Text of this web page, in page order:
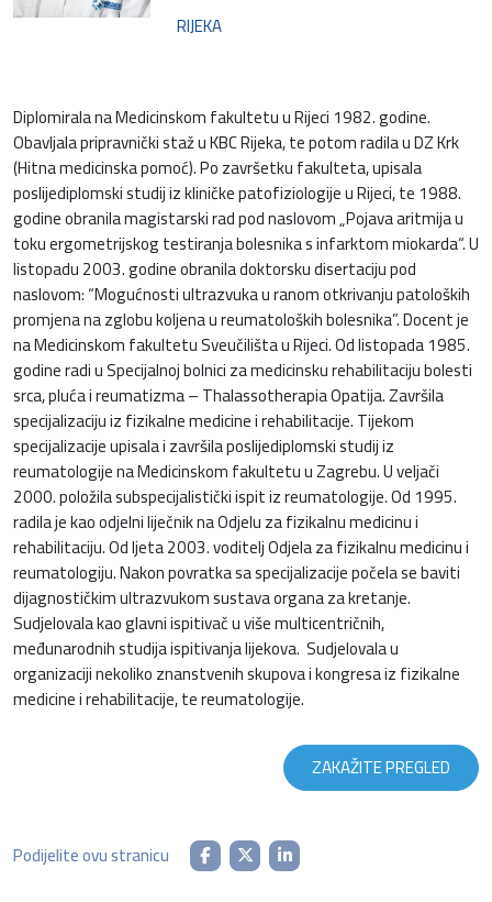
RIJEKA
Diplomirala na Medicinskom fakultetu u Rijeci 1982. godine.
Obavljala pripravnički staž u KBC Rijeka, te potom radila u DZ Krk
(Hitna medicinska pomoć). Po završetku fakulteta, upisala
poslijediplomski studij iz kliničke patofiziologije u Rijeci, te 1988.
godine obranila magistarski rad pod naslovom „Pojava aritmija u
toku ergometrijskog testiranja bolesnika s infarktom miokarda“. U
listopadu 2003. godine obranila doktorsku disertaciju pod
naslovom: “Mogućnosti ultrazvuka u ranom otkrivanju patoloških
promjena na zglobu koljena u reumatoloških bolesnika”. Docent je
na Medicinskom fakultetu Sveučilišta u Rijeci. Od listopada 1985.
godine radi u Specijalnoj bolnici za medicinsku rehabilitaciju bolesti
srca, pluća i reumatizma – Thalassotherapia Opatija. Završila
specijalizaciju iz fizikalne medicine i rehabilitacije. Tijekom
specijalizacije upisala i završila poslijediplomski studij iz
reumatologije na Medicinskom fakultetu u Zagrebu. U veljači
2000. položila subspecijalistički ispit iz reumatologije. Od 1995.
radila je kao odjelni liječnik na Odjelu za fizikalnu medicinu i
rehabilitaciju. Od ljeta 2003. voditelj Odjela za fizikalnu medicinu i
reumatologiju. Nakon povratka sa specijalizacije počela se baviti
dijagnostičkim ultrazvukom sustava organa za kretanje.
Sudjelovala kao glavni ispitivač u više multicentričnih,
međunarodnih studija ispitivanja lijekova. Sudjelovala u
organizaciji nekoliko znanstvenih skupova i kongresa iz fizikalne
medicine i rehabilitacije, te reumatologije.
ZAKAŽITE PREGLED
Podijelite ovu stranicu